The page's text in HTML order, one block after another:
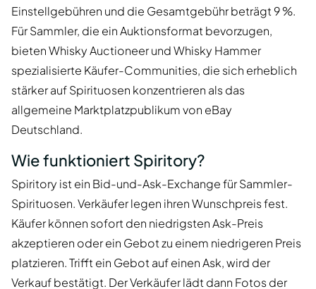
Einstellgebühren und die Gesamtgebühr beträgt 9 %.
Für Sammler, die ein Auktionsformat bevorzugen,
bieten Whisky Auctioneer und Whisky Hammer
spezialisierte Käufer-Communities, die sich erheblich
stärker auf Spirituosen konzentrieren als das
allgemeine Marktplatzpublikum von eBay
Deutschland.
Wie funktioniert Spiritory?
Spiritory ist ein Bid-und-Ask-Exchange für Sammler-
Spirituosen. Verkäufer legen ihren Wunschpreis fest.
Käufer können sofort den niedrigsten Ask-Preis
akzeptieren oder ein Gebot zu einem niedrigeren Preis
platzieren. Trifft ein Gebot auf einen Ask, wird der
Verkauf bestätigt. Der Verkäufer lädt dann Fotos der